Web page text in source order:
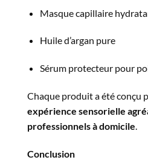
Masque capillaire
Huile d’argan pure
Sérum protecteur pour
Chaque produit a été conçu
expérience sensorielle
professionnels à domicile.
Conclusion